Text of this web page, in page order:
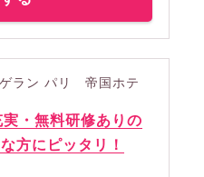
ラン パリ 帝国ホテ
・無料研修ありの
方にピッタリ！